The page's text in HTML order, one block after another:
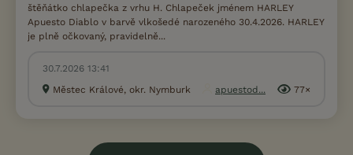
štěňátko chlapečka z vrhu H. Chlapeček jménem HARLEY
Apuesto Diablo v barvě vlkošedé narozeného 30.4.2026. HARLEY
je plně očkovaný, pravidelně...
30.7.2026 13:41
Městec Králové, okr. Nymburk
apuestod... 77×